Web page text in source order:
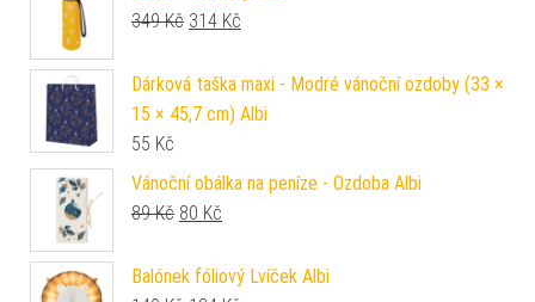
349Kč Původní cena byla: 349 Kč.
314 Kč
Dárková taška maxi - Modré vánoční ozdoby (33 ×
15 × 45,7 cm) Albi
55 Kč
Vánoční obálka na peníze - Ozdoba Albi
89Kč Původní cena byla: 89 Kč.
80 Kč
Balónek fóliový Lvíček Albi